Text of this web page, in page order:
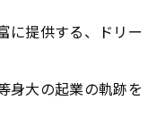
に提供する、ドリー
身大の起業の軌跡を